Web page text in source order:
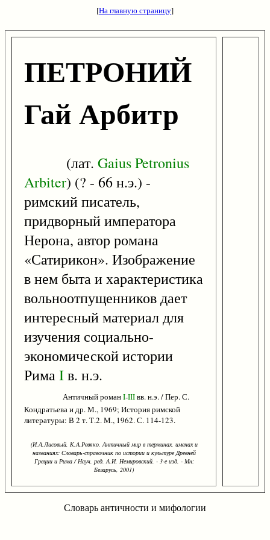
[На главную страницу]
ПЕТРОНИЙ
Гай Арбитр
(лат. GaiusPetronius
Arbiter) (? - 66 н.э.) -
римский писатель,
придворный императора
Нерона, автор романа
«Сатирикон». Изображение
в нем быта и характеристика
вольноотпущенников дает
интересный материал для
изучения социально-
экономической истории
РимаIв. н.э.
Античный романI-IIIвв. н.э. / Пер. С.
Кондратьева и др. М., 1969; История римской
литературы: В 2 т. Т.2. М., 1962. С. 114-123.
(И.А.Лисовый, К.А.Ревяко. Античный мир в терминах, именах и
названиях: Словарь-справочник по истории и культуре Древней
Греции и Рима / Науч. ред. А.И. Немировский. - 3-е изд. - Мн:
Беларусь, 2001)
Словарь античности и мифологии